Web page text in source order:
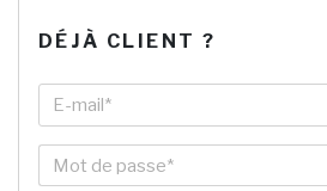
DÉJÀ CLIENT ?